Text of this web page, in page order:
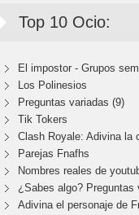
Top 10 Ocio:
El impostor - Grupos
Los Polinesios
Preguntas variadas (9)
Tik Tokers
Clash Royale: Adivina la
Parejas Fnafhs
Nombres reales de
¿Sabes algo? Preguntas
Adivina el personaje de